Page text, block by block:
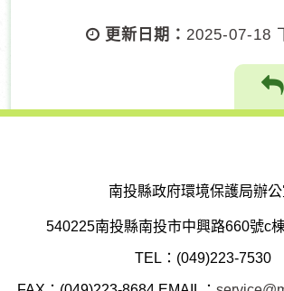
更新日期： 2025-07-18
南投縣政府環境保護局辦公
540225南投縣南投市中興路660號c
TEL：(049)223-7530